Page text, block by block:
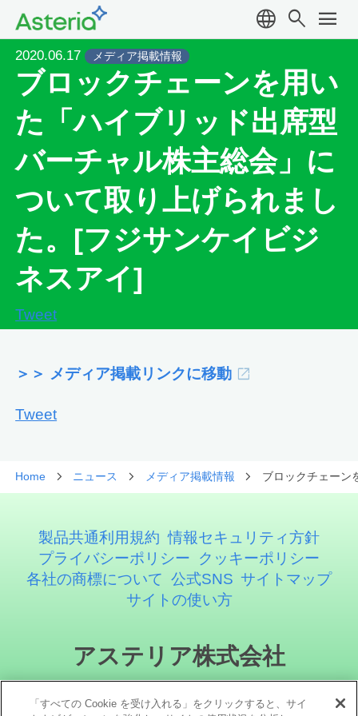
language search menu
2020.06.17 メディア掲載情報
ブロックチェーンを用い
た「ハイブリッド出席型
バーチャル株主総会」に
ついて取り上げられまし
た。[フジサンケイビジ
ネスアイ]
Tweet
＞＞ メディア掲載リンクに移動
Tweet
Home ニュース メディア掲載情報 ブロックチェーン
製品共通利用規約 情報セキュリティ方針
プライバシーポリシー
クッキーポリシー
各社の商標について 公式SNS サイトマップ
サイトの使い方
アステリア株式会社
「すべての Cookie を受け入れる」をクリックすると、サイ